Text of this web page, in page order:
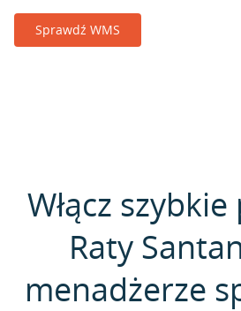
Sprawdź WMS
Włącz szybkie
Raty
menadżerze